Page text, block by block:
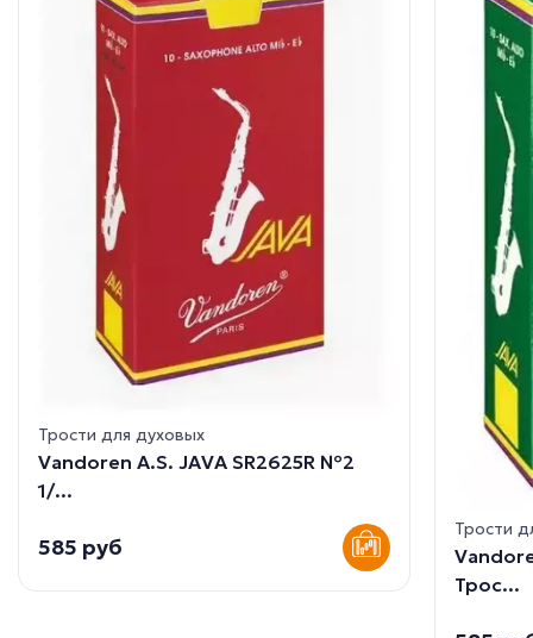
Трости для духовых
Vandoren A.S. JAVA SR2625R №2
1/...
585 руб
Трости
Трос...